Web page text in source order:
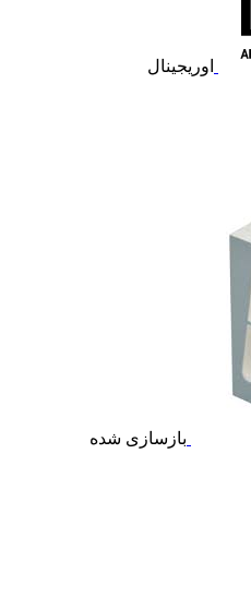
اوریجینال
بازسازی شده